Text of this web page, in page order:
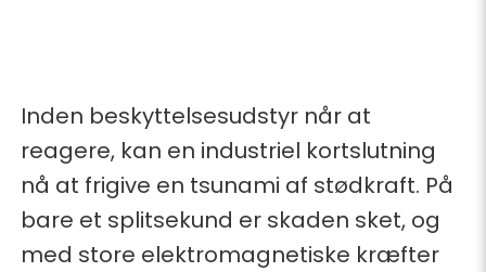
Inden beskyttelsesudstyr når at
reagere, kan en industriel kortslutning
nå at frigive en tsunami af stødkraft. På
bare et splitsekund er skaden sket, og
med store elektromagnetiske kræfter